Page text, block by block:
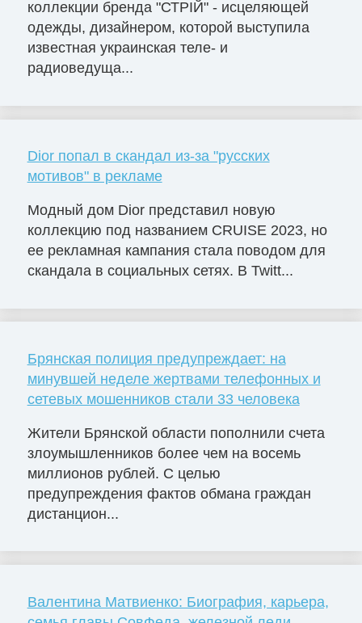
коллекции бренда "СТРІЙ" - исцеляющей
одежды, дизайнером, которой выступила
известная украинская теле- и
радиоведуща...
Dior попал в скандал из-за "русских
мотивов" в рекламе
Модный дом Dior представил новую
коллекцию под названием CRUISE 2023, но
ее рекламная кампания стала поводом для
скандала в социальных сетях. В Twitt...
Брянская полиция предупреждает: на
минувшей неделе жертвами телефонных и
сетевых мошенников стали 33 человека
Жители Брянской области пополнили счета
злоумышленников более чем на восемь
миллионов рублей. С целью
предупреждения фактов обмана граждан
дистанцион...
Валентина Матвиенко: Биография, карьера,